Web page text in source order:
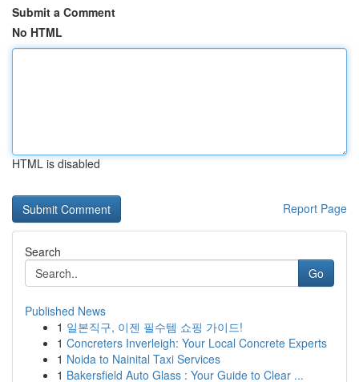
Submit a Comment
No HTML
HTML is disabled
Report Page
Search
Go
Published News
1 일본직구, 이젠 필수템 쇼핑 가이드!
1 Concreters Inverleigh: Your Local Concrete Experts
1 Noida to Nainital Taxi Services
1 Bakersfield Auto Glass : Your Guide to Clear ...